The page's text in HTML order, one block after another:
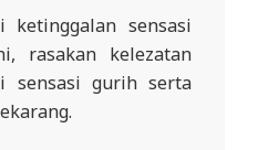
ketinggalan sensasi
rasakan kelezatan
sensasi gurih serta